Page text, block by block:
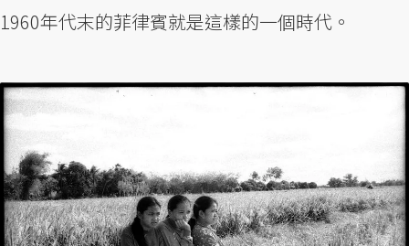
1960年代末的菲律賓就是這樣的一個時代。